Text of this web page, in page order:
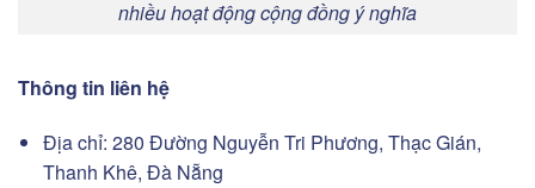
nhiều hoạt động cộng đồng ý nghĩa
Thông tin liên hệ
Địa chỉ: 280 Đường Nguyễn Tri Phương, Thạc Gián,
Thanh Khê, Đà Nẵng